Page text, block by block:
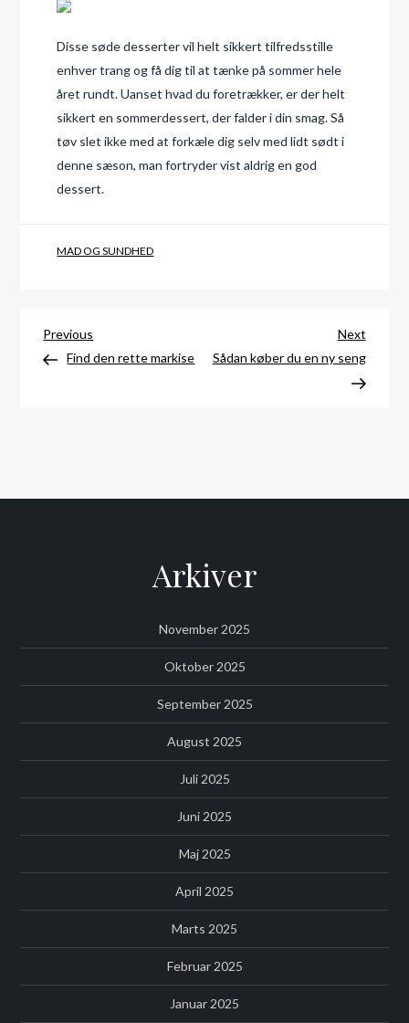
Disse søde desserter vil helt sikkert tilfredsstille
enhver trang og få dig til at tænke på sommer hele
året rundt. Uanset hvad du foretrækker, er der helt
sikkert en sommerdessert, der falder i din smag. Så
tøv slet ikke med at forkæle dig selv med lidt sødt i
denne sæson, man fortryder vist aldrig en god
dessert.
MAD OG SUNDHED
Indlægsnavigation
Previous
Post
Previous
Find den rette markise
Next
Post
Next
Sådan køber du en ny seng
Arkiver
November 2025
Oktober 2025
September 2025
August 2025
Juli 2025
Juni 2025
Maj 2025
April 2025
Marts 2025
Februar 2025
Januar 2025